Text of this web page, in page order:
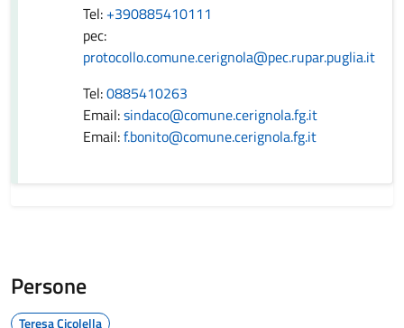
Tel: +390885410111
pec:
protocollo.comune.cerignola@pec.rupar.puglia.it
Tel:0885410263
Email:sindaco@comune.cerignola.fg.it
Email:f.bonito@comune.cerignola.fg.it
Persone
Teresa Cicolella